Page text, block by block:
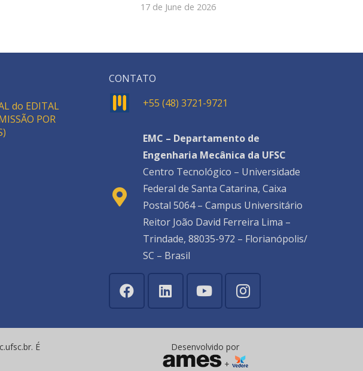
17 de June de 2026
do EDITAL
POR
CONTATO
+55 (48) 3721-9721
EMC – Departamento de
Engenharia Mecânica da UFSC
Centro Tecnológico – Universidade
Federal de Santa Catarina, Caixa
Postal 5064 – Campus Universitário
Reitor João David Ferreira Lima –
Trindade, 88035-972 – Florianópolis/
SC – Brasil
É
Desenvolvido por
+